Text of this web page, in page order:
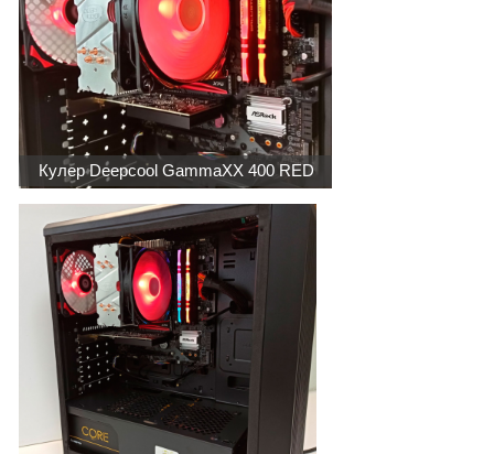
Кулер Deepcool GammaXX 400 RED